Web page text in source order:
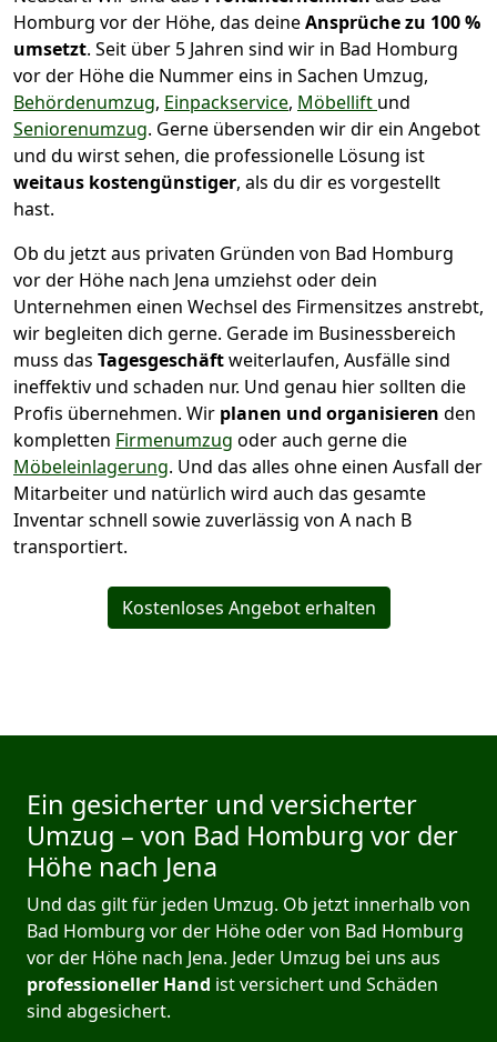
Homburg vor der Höhe, das deineAnsprüche zu 100 %
umsetzt. Seit über 5 Jahren sind wir in Bad Homburg
vor der Höhe die Nummer eins in Sachen Umzug,
Behördenumzug, Einpackservice, Möbellift und
Seniorenumzug. Gerne übersenden wir dir ein Angebot
und du wirst sehen, die professionelle Lösung ist
weitaus kostengünstiger, als du dir es vorgestellt
hast.
Ob du jetzt aus privaten Gründen von Bad Homburg
vor der Höhe nach Jena umziehst oder dein
Unternehmen einen Wechsel des Firmensitzes anstrebt,
wir begleiten dich gerne. Gerade im Businessbereich
muss das Tagesgeschäftweiterlaufen, Ausfälle sind
ineffektiv und schaden nur. Und genau hier sollten die
Profis übernehmen. Wir planen und organisieren den
kompletten Firmenumzug oder auch gerne die
Möbeleinlagerung. Und das alles ohne einen Ausfall der
Mitarbeiter und natürlich wird auch das gesamte
Inventar schnell sowie zuverlässig von A nach B
transportiert.
Kostenloses Angebot erhalten
Ein gesicherter und versicherter
Umzug – von Bad Homburg vor der
Höhe nach Jena
Und das gilt für jeden Umzug. Ob jetzt innerhalb von
Bad Homburg vor der Höhe oder von Bad Homburg
vor der Höhe nach Jena. Jeder Umzug bei uns aus
professioneller Hand ist versichert und Schäden
sind abgesichert.